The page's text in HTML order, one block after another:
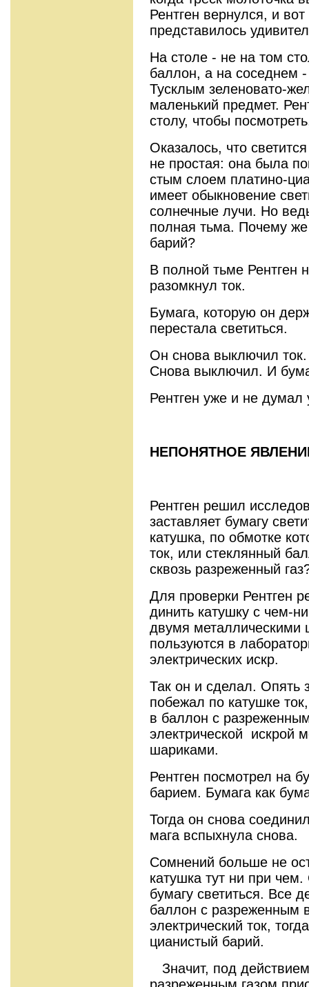
Рентген вернулся, и вот
представилось
На столе - не на том
баллон, а на соседнем
Ту­склым зеленовато-
малень­кий предмет.
столу, чтобы
Оказалось, что
не простая: она была
стым слоем плaтино-
имеет обыкновение
сол­нечные лучи. Но
пол­ная тьма. Почему же
барий?
В полной тьме Рентген
разомкнул ток.
Бумага, которую он
перестала светиться.
Он снова выключил
Снова выключил. И
Рентген уже и не думал
НЕПОНЯТНОЕ
Рентген решил
заставляет бумагу
катушка, по обмотке
ток, или стеклянный
сквозь разреженный
Для проверки Рентген
динить катушку с чем-
двумя металлическими
пользуются в
электрических искр.
Так он и сделал. Опять
побежал по катушке
в баллон с
электрической искрой
шариками.
Рентген посмотрел на
барием. Бумага как
Тогда он снова
мага вспыхнула снова.
Сомнений больше не
катушка тут ни при
бумагу светиться. Все
бал­лон с разреженным
электрический ток,
цианистый барий.
Значит, под